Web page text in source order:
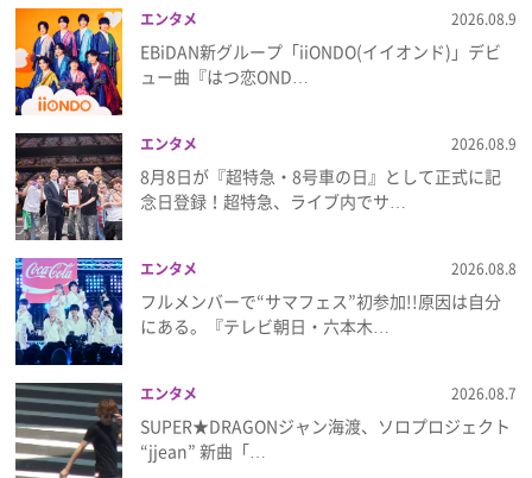
エンタメ 2026.08.9
EBiDAN新グループ「iiONDO(イイオンド)」デビ
ュー曲『はつ恋OND…
エンタメ 2026.08.9
8月8日が『超特急・8号車の日』として正式に記
念日登録！超特急、ライブ内でサ…
エンタメ 2026.08.8
フルメンバーで“サマフェス”初参加!!原因は自分
にある。『テレビ朝日・六本木…
エンタメ 2026.08.7
SUPER★DRAGONジャン海渡、ソロプロジェクト
“jjean” 新曲「…